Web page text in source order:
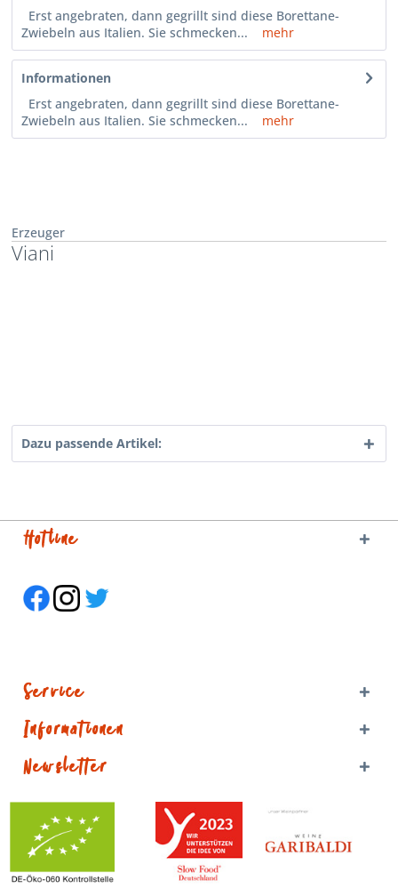
Erst angebraten, dann gegrillt sind diese Borettane-
Zwiebeln aus Italien. Sie schmecken...
mehr
Informationen
Erst angebraten, dann gegrillt sind diese Borettane-
Zwiebeln aus Italien. Sie schmecken...
mehr
Erzeuger
Viani
Dazu passende Artikel:
Hotline
Service
Informationen
Newsletter